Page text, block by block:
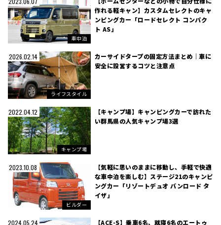
車中泊
作れる軽キャン】カスタムセレクトのキャ
ンピングカー「ロードセレクト コンパク
ト AS」
2026.02.14
ライフスタイル
カーサイドタープの固定方法まとめ｜車に
安全に設営するコツと注意点
2022.04.12
キャンプ場
【キャンプ場】キャンピングカーで訪れた
い群馬県の人気キャンプ場3選
2023.10.08
ビルダー
【気軽に思いのままに移動し、手軽で快適
な車中泊を楽しむ】ステージ21のキャンピ
ングカー「リゾートデュオ バンロード タ
イザ」
2024.05.24
【ACE-S】乗車6名、就寝6名のエートゥ